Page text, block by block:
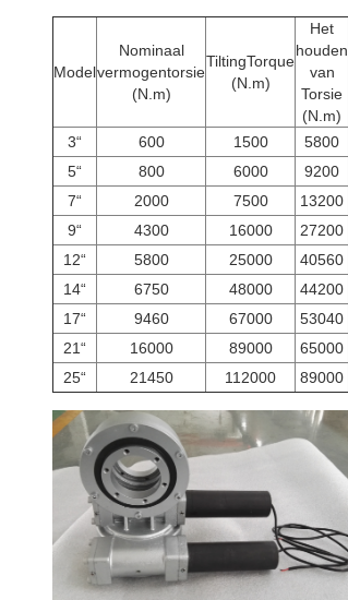
Model
Nominaal
vermogentorsie
(N.m)
TiltingTorque
(N.m)
Het
houden
van
Torsie
(N.m)
3“ 600 1500 5800
5“
800 6000 9200
7“
2000 7500 13200
9“
4300 16000 27200
12“
5800 25000 40560
14“
6750 48000 44200
17“
9460 67000 53040
21“
16000 89000 65000
25“
21450 112000 89000